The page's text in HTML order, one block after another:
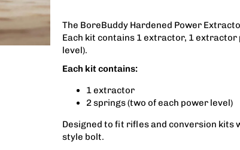
The BoreBuddy Hardened Power
Each kit contains 1 extractor, 1 extractor
level).
Each kit contains:
1 extractor
2 springs (two of each power level)
Designed to fit rifles and conversion
style bolt.